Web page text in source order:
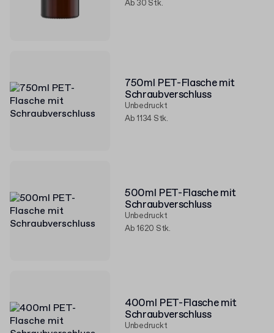
Ab 30 Stk.
750ml PET-Flasche mit
Schraubverschluss
Unbedruckt
Ab 1134 Stk.
500ml PET-Flasche mit
Schraubverschluss
Unbedruckt
Ab 1620 Stk.
400ml PET-Flasche mit
Schraubverschluss
Unbedruckt